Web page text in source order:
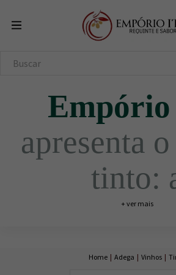
apresenta
tinto:
taninos
+ ver mais
Home | Adega | Vinhos |